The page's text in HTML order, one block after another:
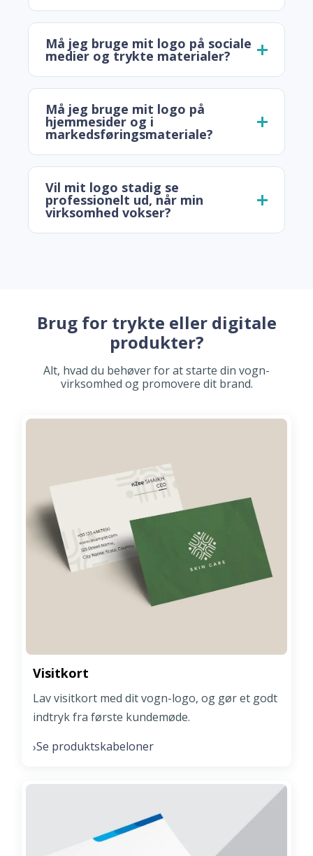
Må jeg bruge mit logo på sociale
medier og trykte materialer?
Må jeg bruge mit logo på
hjemmesider og i
markedsføringsmateriale?
Vil mit logo stadig se
professionelt ud, når min
virksomhed vokser?
Brug for trykte eller digitale
produkter?
Alt, hvad du behøver for at starte din vogn-
virksomhed og promovere dit brand.
Visitkort
Lav visitkort med dit vogn-logo, og gør et godt
indtryk fra første kundemøde.
›Se produktskabeloner